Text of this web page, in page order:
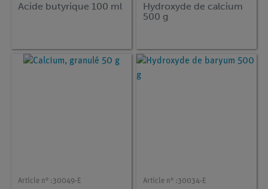
Acide butyrique 100 ml
Hydroxyde de calcium
500 g
Article n° :30049-E Article n° :30034-E